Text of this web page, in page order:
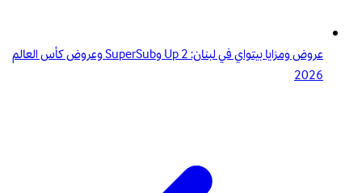
عروض ومزايا بيتواي في لبنان: 2 Up وSuperSub وعروض كأس العالم
2026